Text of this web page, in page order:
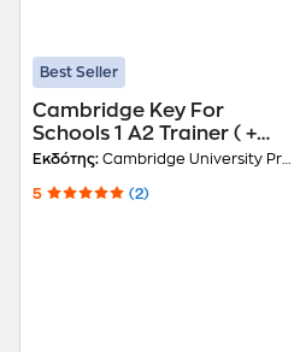
Best Seller
Cambridge Key For
Schools 1 A2 Trainer ( +
Downloadable Audio +
Εκδότης: Cambridge University Press
5 (2)